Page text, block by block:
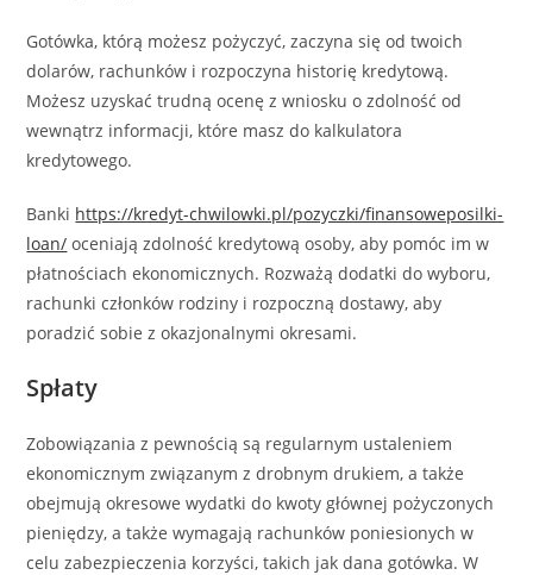
Gotówka, którą możesz pożyczyć, zaczyna się od twoich
dolarów, rachunków i rozpoczyna historię kredytową.
Możesz uzyskać trudną ocenę z wniosku o zdolność od
wewnątrz informacji, które masz do kalkulatora
kredytowego.
Banki https://kredyt-chwilowki.pl/pozyczki/finansoweposilki-
loan/ oceniają zdolność kredytową osoby, aby pomóc im w
płatnościach ekonomicznych. Rozważą dodatki do wyboru,
rachunki członków rodziny i rozpoczną dostawy, aby
poradzić sobie z okazjonalnymi okresami.
Spłaty
Zobowiązania z pewnością są regularnym ustaleniem
ekonomicznym związanym z drobnym drukiem, a także
obejmują okresowe wydatki do kwoty głównej pożyczonych
pieniędzy, a także wymagają rachunków poniesionych w
celu zabezpieczenia korzyści, takich jak dana gotówka. W